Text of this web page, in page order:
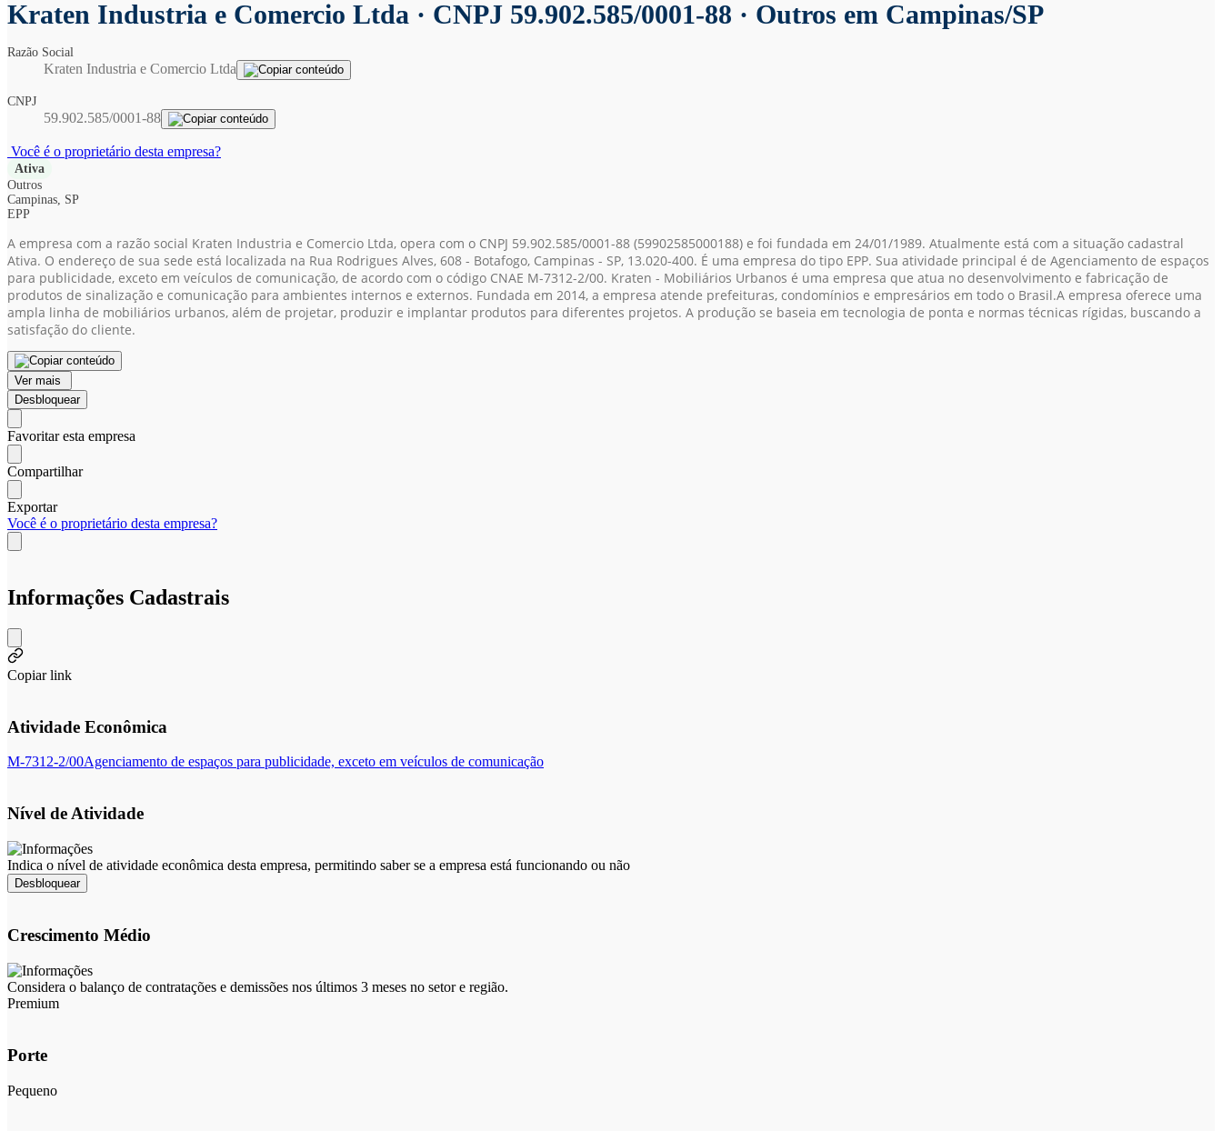
Kraten Industria e Comercio Ltda · CNPJ 59.902.585/0001-88 · Outros em Campinas/SP
Razão Social
Kraten Industria e Comercio Ltda
CNPJ
59.902.585/0001-88
Você é o proprietário desta empresa?
Ativa
Outros
Campinas, SP
EPP
A empresa com a razão social Kraten Industria e Comercio Ltda, opera com o CNPJ 59.902.585/0001-88 (59902585000188) e foi fundada em 24/01/1989. Atualmente está com a situação cadastral
Ativa. O endereço de sua sede está localizada na Rua Rodrigues Alves, 608 - Botafogo, Campinas - SP, 13.020-400. É uma empresa do tipo EPP. Sua atividade principal é de Agenciamento de espaços
para publicidade, exceto em veículos de comunicação, de acordo com o código CNAE M-7312-2/00. Kraten - Mobiliários Urbanos é uma empresa que atua no desenvolvimento e fabricação de
produtos de sinalização e comunicação para ambientes internos e externos. Fundada em 2014, a empresa atende prefeituras, condomínios e empresários em todo o Brasil.A empresa oferece uma
ampla linha de mobiliários urbanos, além de projetar, produzir e implantar produtos para diferentes projetos. A produção se baseia em tecnologia de ponta e normas técnicas rígidas, buscando a
satisfação do cliente.
Ver mais
Desbloquear
Favoritar esta empresa
Compartilhar
Exportar
Você é o proprietário desta empresa?
Informações Cadastrais
Copiar link
Atividade Econômica
M-7312-2/00Agenciamento de espaços para publicidade, exceto em veículos de comunicação
Nível de Atividade
Indica o nível de atividade econômica desta empresa, permitindo saber se a empresa está funcionando ou não
Desbloquear
Crescimento Médio
Considera o balanço de contratações e demissões nos últimos 3 meses no setor e região.
Premium
Porte
Pequeno